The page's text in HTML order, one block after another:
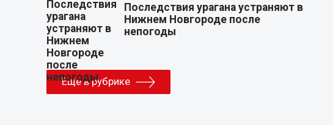
Последствия урагана устраняют в
Нижнем Новгороде после
непогоды
Еще в рубрике